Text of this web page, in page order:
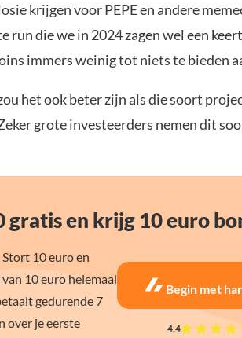
krijgen voor PEPE en andere
run die we in 2024 zagen wel een
immers weinig tot niets te bieden
het ook beter zijn als die soort
grote investeerders nemen dit
gratis en krijg 10 euro
10 euro en
10 euro helemaal
gedurende 7
over je eerste
Begin met
4,4